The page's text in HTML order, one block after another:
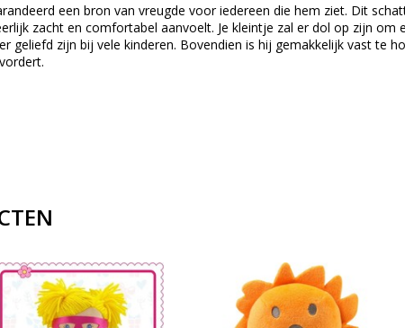
een bron van vreugde voor iedereen die hem ziet. Dit
zacht en comfortabel aanvoelt. Je kleintje zal er dol op zijn om
geliefd zijn bij vele kinderen. Bovendien is hij gemakkelijk vast te